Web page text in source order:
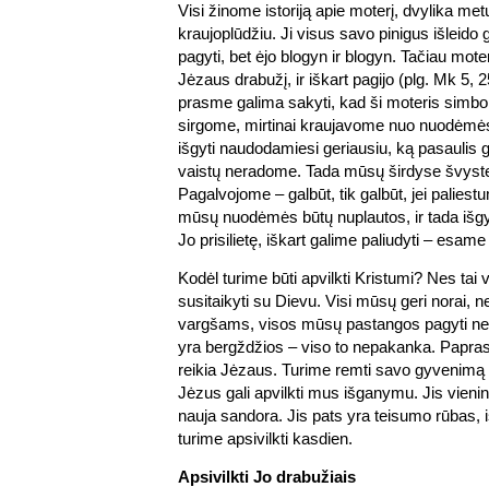
Visi žinome istoriją apie moterį, dvylika
kraujoplūdžiu. Ji visus savo pinigus išleido
pagyti, bet ėjo blogyn ir blogyn. Tačiau
Jėzaus drabužį, ir iškart pagijo (plg. Mk 5,
prasme galima sakyti, kad ši moteris
sirgome, mirtinai kraujavome nuo
išgyti naudodamiesi geriausiu, ką pasaulis
vaistų neradome. Tada mūsų širdyse
Pagalvojome – galbūt, tik galbūt, jei
mūsų nuodėmės būtų nuplautos, ir tada
Jo prisilietę, iškart galime paliudyti –
Kodėl turime būti apvilkti Kristumi? Nes tai
susitaikyti su Dievu. Visi mūsų geri norai,
vargšams, visos mūsų pastangos pagyti
yra bergždžios – viso to nepakanka.
reikia Jėzaus. Turime remti savo
Jėzus gali apvilkti mus išganymu. Jis
nauja sandora. Jis pats yra teisumo rūbas,
turime apsivilkti kasdien.
Apsivilkti Jo drabužiais